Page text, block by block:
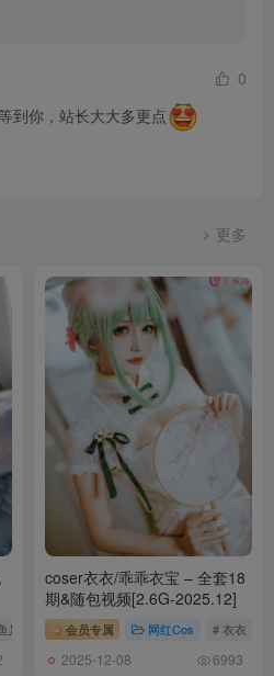
[20P-59MB]
69MB]
[32P-84MB]
45MB]
[20P1V-104MB]
[19P1V-103MB]
86MB]
20.6M]
0
到你，站长大大多更点
更多
足影
coser衣衣/乖乖衣宝 – 全套18
期&随包视频[2.6G-2025.12]
会员专属 网红Cos # 衣衣
2025-12-08 6993